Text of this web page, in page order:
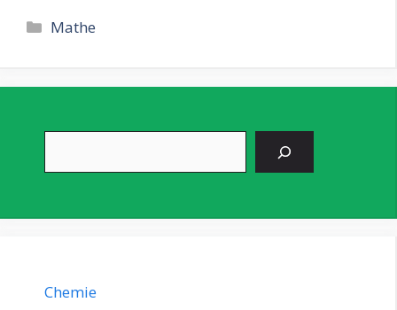
Kategorien
Mathe
Chemie